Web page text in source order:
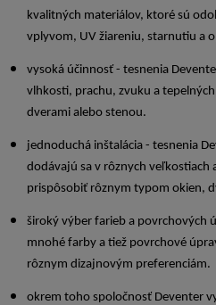
kvalitných materiálov, ktoré sú
vplyvom, UV žiareniu, starnutiu a
vysoká účinnosť - tesnenia
vlhkosti, prachu, zvuku a
dverami alebo stenou.
jednoduchá inštalácia - tesnenia
dodávajú sa v rôznych veľkostiach
prispôsobiť rôznym typom okien,
široký výber farieb a povrchových
mnohé farby a tiež povrchové
rôznym dizajnovým preferenciám.
okrem toho spoločnosť Deventer